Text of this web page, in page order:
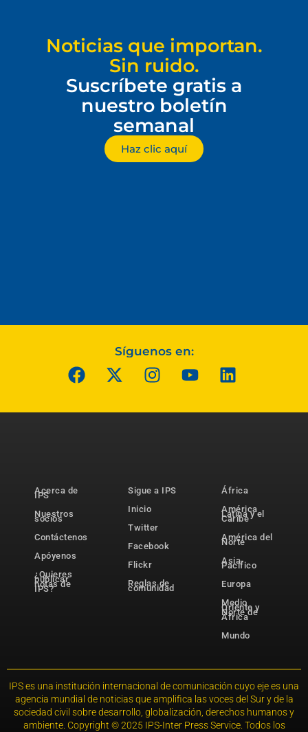
Noticias que importan.
Sin ruido.
Suscríbete gratis a
nuestro boletín
semanal
Haz clic aquí
Síguenos en:
Acerca de
IPS
Nuestros
socios
Contáctenos
Apóyenos
¿Quieres
publicar
notas de
IPS?
Sigue a IPS
Inicio
Twitter
Facebook
Flickr
Reglas de
comunidad
África
América
Latina y el
Caribe
América del
Norte
Asia-
Pacífico
Europa
Medio
Oriente y
Norte de
África
Mundo
IPS es una institución internacional de comunicación cuyo eje es una
agencia mundial de noticias que amplifica las voces del Sur y de la
sociedad civil sobre desarrollo, globalización, derechos humanos y
ambiente. Copyright © 2025 IPS-Inter Press Service. Todos los